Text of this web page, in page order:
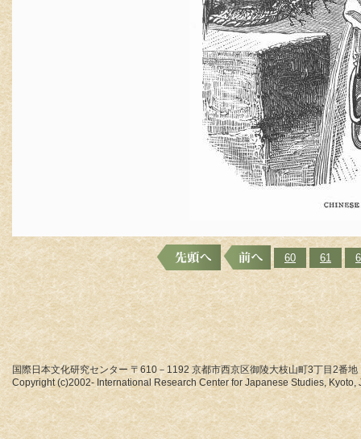
60 61
国際日本文化研究センター 〒610－1192 京都市西京区御陵大枝山町3丁目2番地
Copyright (c)2002- International Research Center for Japanese Studies, Kyoto,